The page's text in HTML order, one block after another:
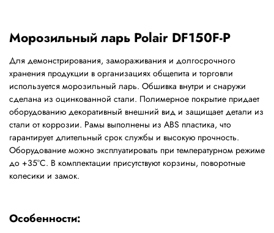
Морозильный ларь Polair DF150F-P
Для демонстрирования, замораживания и долгосрочного
хранения продукции в организациях общепита и торговли
используется морозильный ларь. Обшивка внутри и снаружи
сделана из оцинкованной стали. Полимерное покрытие придает
оборудованию декоративный внешний вид и защищает детали из
стали от коррозии. Рамы выполнены из ABS пластика, что
гарантирует длительный срок службы и высокую прочность.
Оборудование можно эксплуатировать при температурном режиме
до +35°С. В комплектации присутствуют корзины, поворотные
колесики и замок.
Особенности: